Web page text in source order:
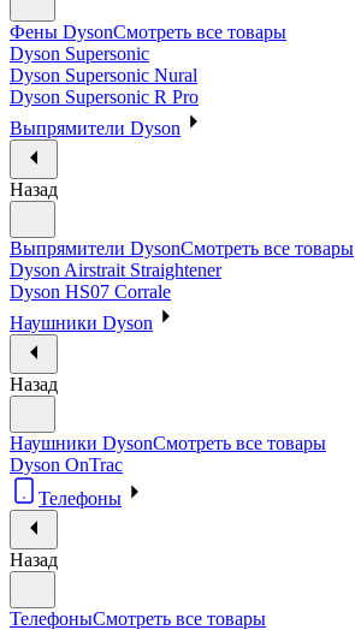
Фены DysonСмотреть все товары
Dyson Supersonic
Dyson Supersonic Nural
Dyson Supersonic R Pro
Выпрямители Dyson
Назад
Выпрямители DysonСмотреть все товары
Dyson Airstrait Straightener
Dyson HS07 Corrale
Наушники Dyson
Назад
Наушники DysonСмотреть все товары
Dyson OnTrac
Телефоны
Назад
ТелефоныСмотреть все товары